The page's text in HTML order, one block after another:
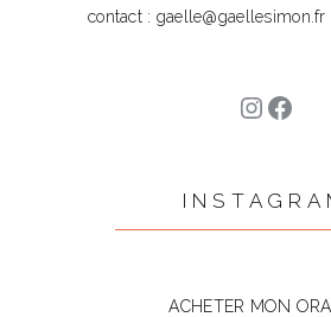
contact : gaelle@gaellesimon.fr
ACHETER MON